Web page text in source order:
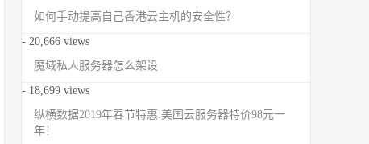
如何手动提高自己香港云主机的安全性？
- 20,666 views
魔域私人服务器怎么架设
- 18,699 views
纵横数据2019年春节特惠:美国云服务器特价98元一
年！